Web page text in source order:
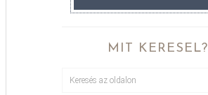
MIT KERESEL?